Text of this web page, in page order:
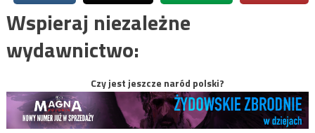
Wspieraj niezależne
wydawnictwo:
Czy jest jeszcze naród polski?